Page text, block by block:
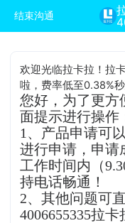
结束沟通
欢迎光临拉卡拉！拉
啦，费率低至0.38%
您好，为了更方
面提示进行操作
1、产品申请可
进行申请，申请
工作时间内（
持电话畅通！
2、其他问题可
4006655335拉